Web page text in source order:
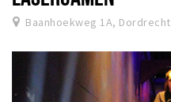
Baanhoekweg 1A, Dordrecht